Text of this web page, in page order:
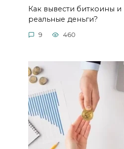
Как вывести биткоины и
реaльные деньги?
9 460